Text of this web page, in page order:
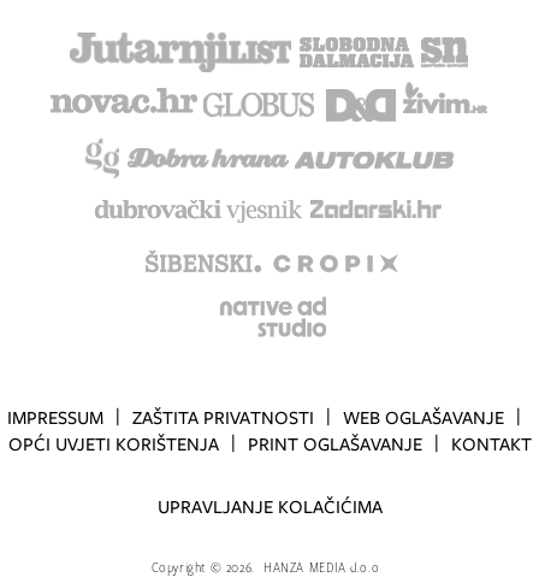
IMPRESSUM ZAŠTITA PRIVATNOSTI
WEB OGLAŠAVANJE
OPĆI UVJETI KORIŠTENJA
PRINT OGLAŠAVANJE KONTAKT
UPRAVLJANJE KOLAČIĆIMA
Copyright © 2026. HANZA MEDIA d.o.o